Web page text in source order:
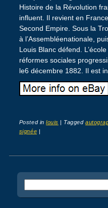
Histoire de la Révolution
influent. Il revient en
Second Empire. Sous la
à l’Assembléenationale,
Louis Blanc défend.
réformes sociales
le6 décembre 1882. Il est
Posted inlouis | Tagged
signée |
Post navigation